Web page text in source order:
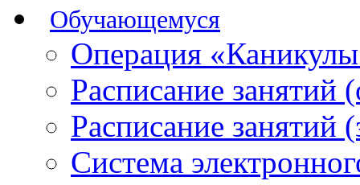
Обучающемуся
Операция
Расписание занятий
Расписание занятий
Система